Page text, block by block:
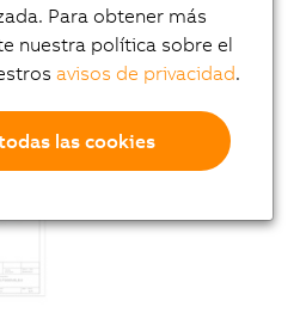
Para obtener más
nuestra política sobre el
avisos de privacidad.
las cookies